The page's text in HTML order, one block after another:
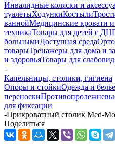
Инвалидные коляски и
туалетыХодункиКостыли
ваннойМедицинские кровати
техникаТовары для детей с
больнымиДоступная среда
товарыТренажеры для дома и
и здоровьяТовары для
-
Капельницы, столики, гигиена
Опоры и стойкиОдежда и белье
переноски
для фиксации
-Прикроватный столик Med-
Поделиться